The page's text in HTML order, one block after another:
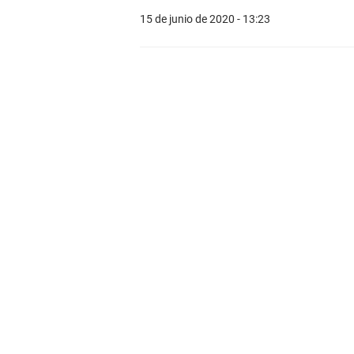
15 de junio de 2020 - 13:23